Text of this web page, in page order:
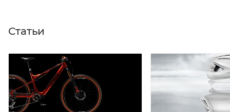
Статьи